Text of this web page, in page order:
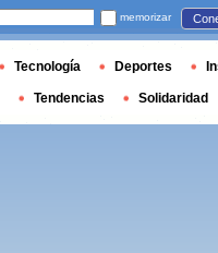
memorizar
Tecnología Deportes
Tendencias Solidaridad